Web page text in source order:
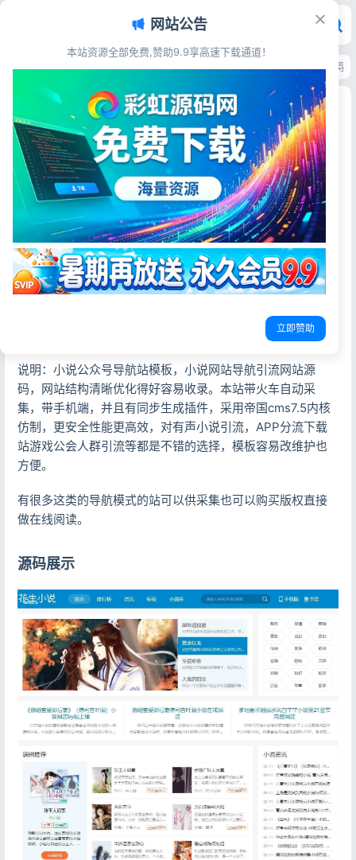
首页>源码资源>小说漫画>帝国CMS花生小说源码 花生日记公众号引流导
帝国CMS花生小说源码 花生日记公众号引流导航
模板 带WAP移动端+火车头采集工具
彩虹源码网
2026-06-03 14阅读
源码简介
一个专注小说阅读细化分类的网站。我们会根据不同的用户
喜好，将海量的小说进行细化的专题分类，让您更快的找到
自己喜欢的小说阅读。另外，我们每天会通过用户阅读量和
付费率等大数据指标为广大小说爱好者推荐几本好看的小
说明：小说公众号导航站模板，小说网站导航引流网站源
码，网站结构清晰优化得好容易收录。本站带火车自动采
集，带手机端，并且有同步生成插件，采用帝国cms7.5内核
仿制，更安全性能更高效，对有声小说引流，APP分流下载
站游戏公会人群引流等都是不错的选择，模板容易改维护也
方便。
有很多这类的导航模式的站可以供采集也可以购买版权直接
做在线阅读。
源码展示
网站公告
本站资源全部免费,赞助9.9享高速下载通道！
立即赞助